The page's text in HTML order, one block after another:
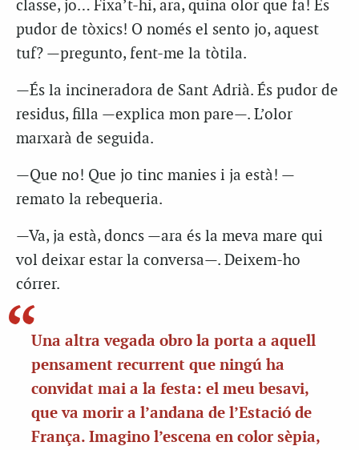
classe, jo… Fixa’t-hi, ara, quina olor que fa! És
pudor de tòxics! O només el sento jo, aquest
tuf? —pregunto, fent-me la tòtila.
—És la incineradora de Sant Adrià. És pudor de
residus, filla —explica mon pare—. L’olor
marxarà de seguida.
—Que no! Que jo tinc manies i ja està! —
remato la rebequeria.
—Va, ja està, doncs —ara és la meva mare qui
vol deixar estar la conversa—. Deixem-ho
córrer.
Una altra vegada obro la porta a aquell
pensament recurrent que ningú ha
convidat mai a la festa: el meu besavi,
que va morir a l’andana de l’Estació de
França. Imagino l’escena en color sèpia,